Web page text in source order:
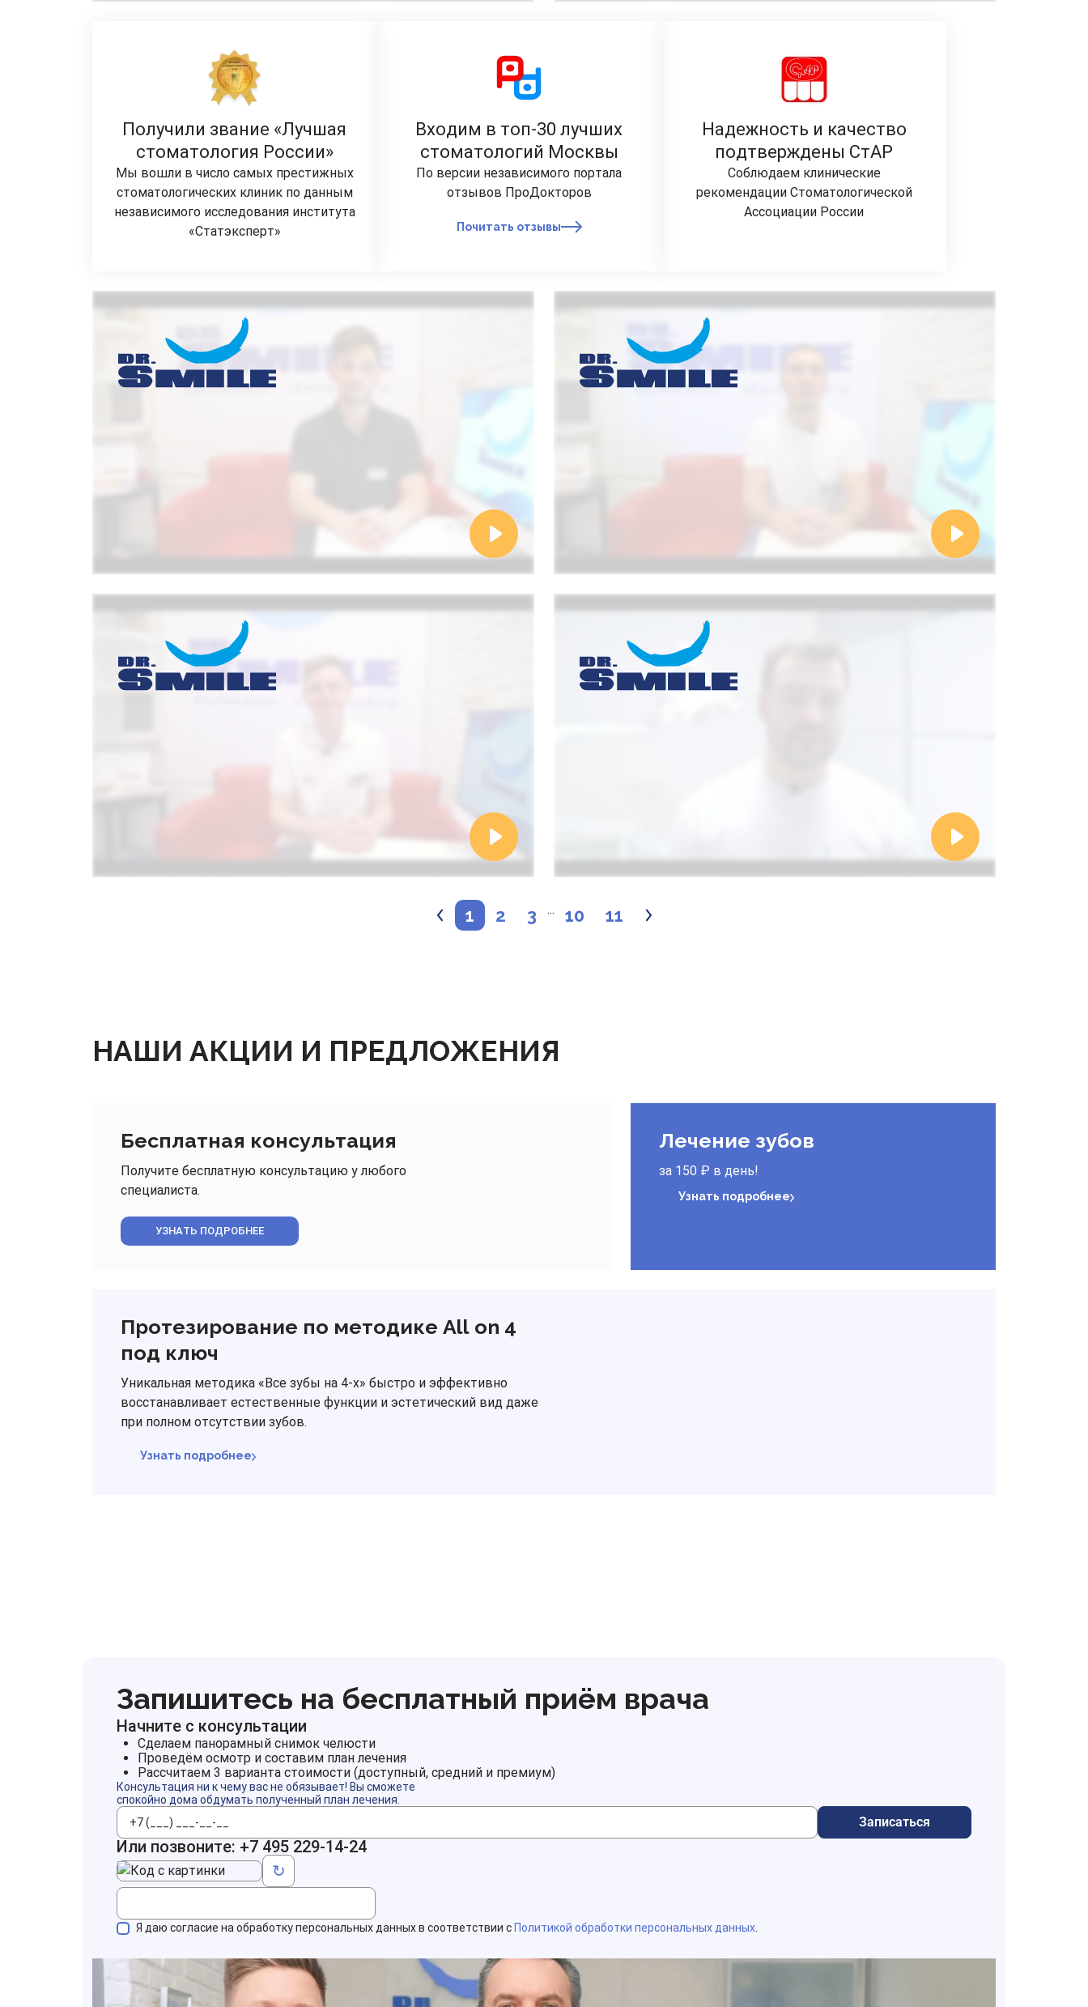
Получили звание «Лучшая
стоматология России»
Мы вошли в число самых престижных
стоматологических клиник по данным
независимого исследования института
«Статэксперт»
Входим в топ-30 лучших
стоматологий Москвы
По версии независимого портала
отзывов ПроДокторов
Почитать отзывы
Надежность и качество
подтверждены СтАР
Соблюдаем клинические
рекомендации Стоматологической
Ассоциации России
1 2 3 ... 10 11
НАШИ АКЦИИ И ПРЕДЛОЖЕНИЯ
Бесплатная консультация
Получите бесплатную консультацию у любого
специалиста.
УЗНАТЬ ПОДРОБНЕЕ
Лечение зубов
за 150 ₽ в день!
Узнать подробнее
Протезирование по методике All on 4
под ключ
Уникальная методика «Все зубы на 4-х» быстро и эффективно
восстанавливает естественные функции и эстетический вид даже
при полном отсутствии зубов.
Узнать подробнее
Запишитесь на бесплатный приём врача
Начните с консультации
Сделаем панорамный снимок челюсти
Проведём осмотр и составим план лечения
Рассчитаем 3 варианта стоимости (доступный, средний и премиум)
Консультация ни к чему вас не обязывает! Вы сможете
спокойно дома обдумать полученный план лечения.
Телефон Записаться
Или позвоните: +7 495 229-14-24
↻
Код с картинки
Я даю согласие на обработку персональных данных в соответствии с Политикой обработки персональных данных